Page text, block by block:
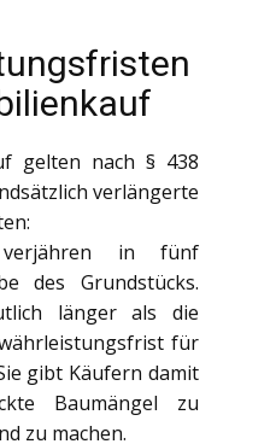
gelten nach § 438
verlängerte
verjähren in fünf
des Grundstücks.
länger als die
für
gibt Käufern damit
Baumängel zu
zu machen.